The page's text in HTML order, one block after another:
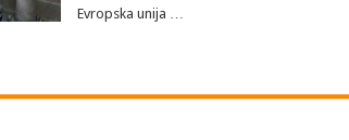
Evropska unija …